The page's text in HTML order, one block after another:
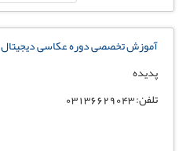
آموزش تخصصی دوره عکاسی دیجیتال
پدیده
تلفن: 03136629043